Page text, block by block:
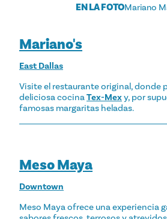
EN LA FOTOMariano
Mariano's
East Dallas
Visite el restaurante original, donde
deliciosa cocinaTex-Mexy, por
famosas margaritas heladas.
Meso Maya
Downtown
Meso Maya ofrece una experiencia